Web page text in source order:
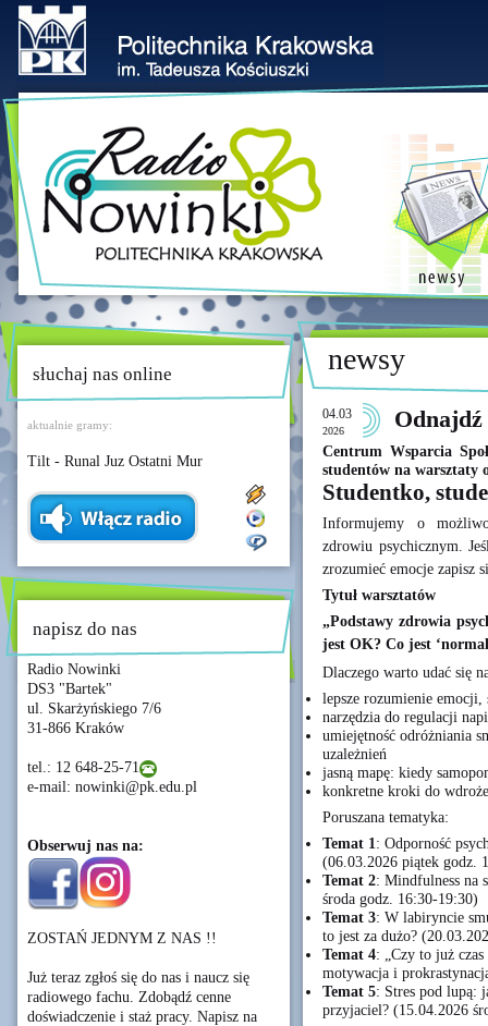
słuchaj nas online
aktualnie gramy:
Tilt - Runal Juz Ostatni Mur
napisz do nas
Radio Nowinki
DS3 "Bartek"
ul. Skarżyńskiego 7/6
31-866 Kraków
tel.: 12 648-25-71
e-mail: nowinki@pk.edu.pl
Obserwuj nas na:
ZOSTAŃ JEDNYM Z NAS !!
Już teraz zgłoś się do nas i naucz się
radiowego fachu. Zdobądź cenne
doświadczenie i staż pracy. Napisz na
newsy
04.03
2026
Centrum Wsparcia
studentów na warsztaty
Studentko,
Informujemy o
zdrowiu psychicznym.
zrozumieć emocje zapisz
Tytuł warsztatów
„Podstawy zdrowia
jest OK? Co jest
Dlaczego warto udać się
lepsze rozumienie emocji,
narzędzia do regulacji
umiejętność odróżniania
uzależnień
jasną mapę: kiedy
konkretne kroki do
Poruszana tematyka:
Temat 1: Odporność
(06.03.2026 piątek godz.
Temat 2: Mindfulness na
środa godz. 16:30-19:30)
Temat 3: W labiryncie
to jest za dużo?
Temat 4: „Czy to już
motywacja i
Temat 5: Stres pod lupą:
przyjaciel? (15.04.2026